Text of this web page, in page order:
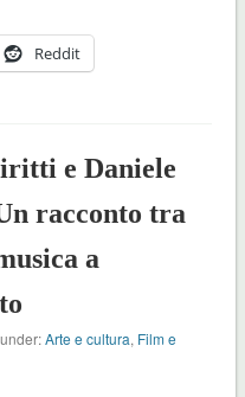
Reddit
e Daniele
racconto tra
a
Arte e cultura, Film e